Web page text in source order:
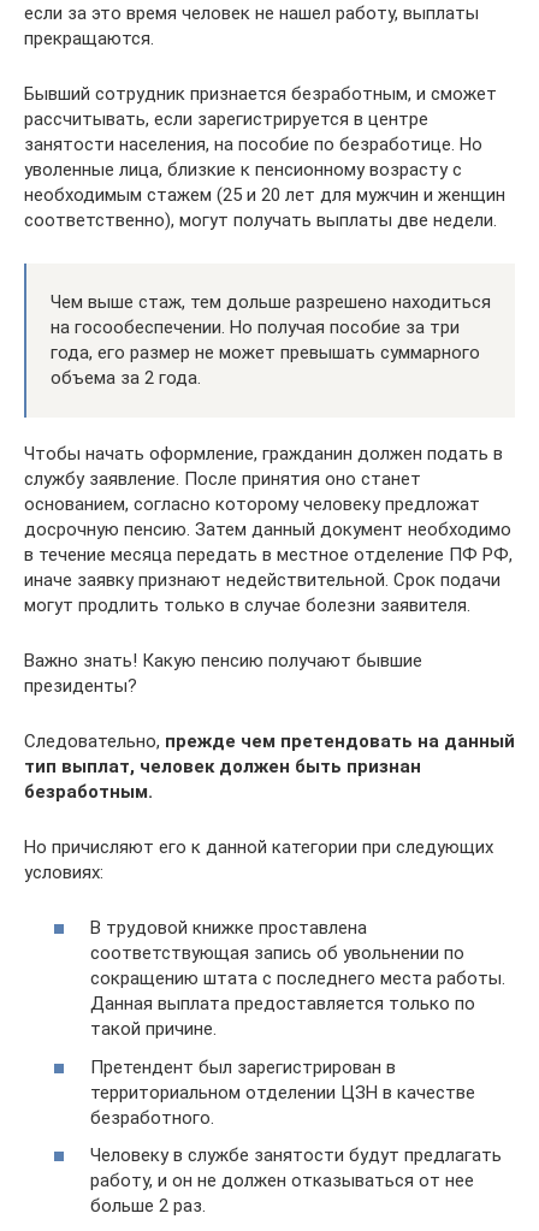
если за это время человек не нашел работу, выплаты
прекращаются.
Бывший сотрудник признается безработным, и сможет
рассчитывать, если зарегистрируется в центре
занятости населения, на пособие по безработице. Но
уволенные лица, близкие к пенсионному возрасту с
необходимым стажем (25 и 20 лет для мужчин и женщин
соответственно), могут получать выплаты две недели.
Чем выше стаж, тем дольше разрешено находиться
на госообеспечении. Но получая пособие за три
года, его размер не может превышать суммарного
объема за 2 года.
Чтобы начать оформление, гражданин должен подать в
службу заявление. После принятия оно станет
основанием, согласно которому человеку предложат
досрочную пенсию. Затем данный документ необходимо
в течение месяца передать в местное отделение ПФ РФ,
иначе заявку признают недействительной. Срок подачи
могут продлить только в случае болезни заявителя.
Важно знать! Какую пенсию получают бывшие
президенты?
Следовательно, прежде чем претендовать на данный
тип выплат, человек должен быть признан
безработным.
Но причисляют его к данной категории при следующих
условиях:
В трудовой книжке проставлена
соответствующая запись об увольнении по
сокращению штата с последнего места работы.
Данная выплата предоставляется только по
такой причине.
Претендент был зарегистрирован в
территориальном отделении ЦЗН в качестве
безработного.
Человеку в службе занятости будут предлагать
работу, и он не должен отказываться от нее
больше 2 раз.